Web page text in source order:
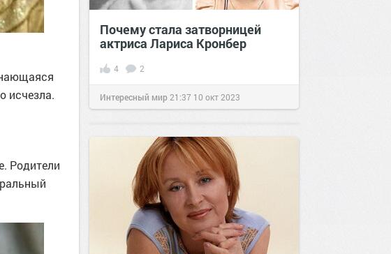
исчезла.
Родители
Почему стала затворницей
актриса Лариса Кронбер
4 2
Интересный мир 21:37 10 окт 2023